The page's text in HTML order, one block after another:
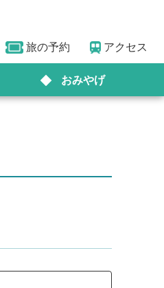
旅の予約 アクセス
おみやげ